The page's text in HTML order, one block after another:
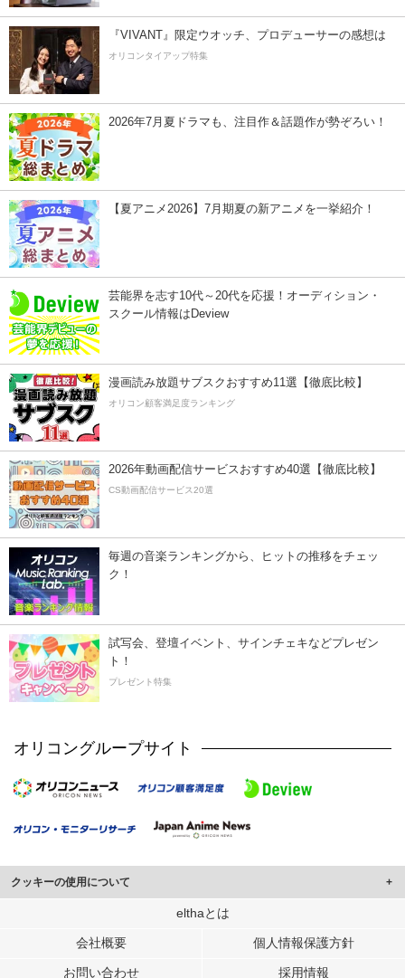
『VIVANT』限定ウオッチ、プロデューサーの感想は
オリコンタイアップ特集
2026年7月夏ドラマも、注目作＆話題作が勢ぞろい！
【夏アニメ2026】7月期夏の新アニメを一挙紹介！
芸能界を志す10代～20代を応援！オーディション・
スクール情報はDeview
漫画読み放題サブスクおすすめ11選【徹底比較】
オリコン顧客満足度ランキング
2026年動画配信サービスおすすめ40選【徹底比較】
CS動画配信サービス20選
毎週の音楽ランキングから、ヒットの推移をチェッ
ク！
試写会、登壇イベント、サインチェキなどプレゼン
ト！
プレゼント特集
オリコングループサイト
クッキーの使用について
このサイトでは Cookie を使用して、ユーザーに合わせたコンテンツや広告の
行っています。
メディアや広告配信、データ解析の各パートナーに提供しています。
elthaとは
会社概要 個人情報保護方針
お問い合わせ 採用情報